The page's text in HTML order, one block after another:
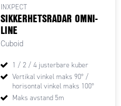
INXPECT
SIKKERHETSRADAR OMNI-
LINE
Cuboid
1 / 2 / 4 justerbare kuber
Vertikal vinkel maks 90° /
horisontal vinkel maks 100°
Maks avstand 5m